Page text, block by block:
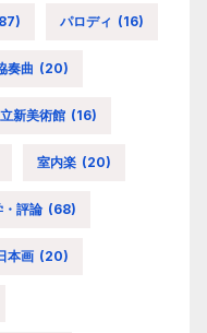
パロディ (16)
奏曲 (20)
新美術館 (16)
室内楽 (20)
・評論 (68)
本画 (20)